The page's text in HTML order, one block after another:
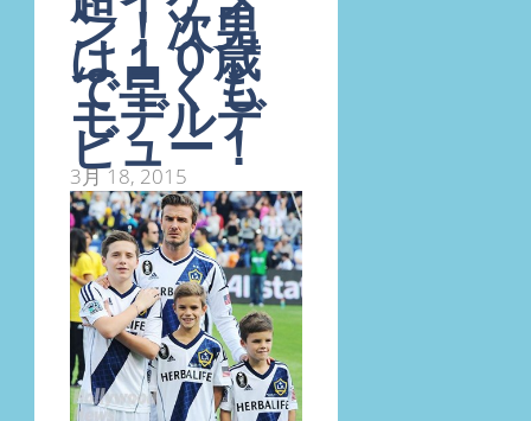
ン！次男
は１０歳
で早くも
モデルデ
ビュー！
3月 18, 2015